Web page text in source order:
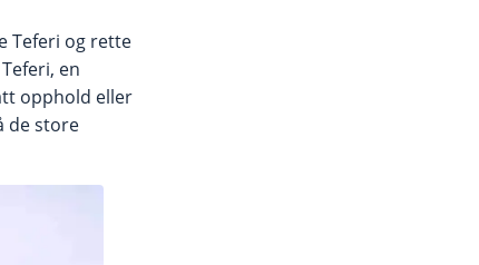
Teferi og rette
en
opphold eller
de store